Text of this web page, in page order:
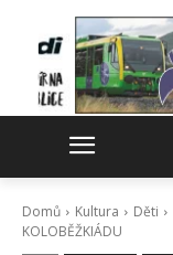
Domů Kultura Děti
KOLOBĚŽKIÁDU